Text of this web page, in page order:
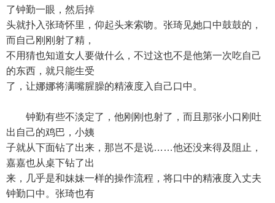
了钟勤一眼，然后掉
头就扑入张琦怀里，仰起头来索吻。张琦见她口中鼓鼓的，
而自己刚刚射了精，
不用猜也知道女人要做什么，不过这也不是他第一次吃自己
的东西，就只能生受
了，让娜娜将满嘴腥臊的精液度入自己口中。
钟勤有些不淡定了，他刚刚也射了，而且那张小口刚吐
出自己的鸡巴，小姨
子就从下面钻了出来，那岂不是说……他还没来得及阻止，
嘉嘉也从桌下钻了出
来，几乎是和妹妹一样的操作流程，将口中的精液度入丈夫
钟勤口中。张琦也有